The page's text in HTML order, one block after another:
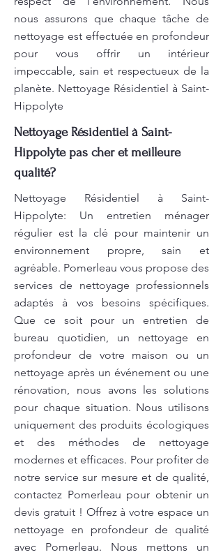
nous assurons que chaque tâche de
nettoyage est effectuée en profondeur
pour vous offrir un intérieur
impeccable, sain et respectueux de la
planète. Nettoyage Résidentiel à Saint-
Hippolyte
Nettoyage Résidentiel à Saint-
Hippolyte pas cher et meilleure
qualité?
Nettoyage Résidentiel à Saint-
Hippolyte: Un entretien ménager
régulier est la clé pour maintenir un
environnement propre, sain et
agréable. Pomerleau vous propose des
services de nettoyage professionnels
adaptés à vos besoins spécifiques.
Que ce soit pour un entretien de
bureau quotidien, un nettoyage en
profondeur de votre maison ou un
nettoyage après un événement ou une
rénovation, nous avons les solutions
pour chaque situation. Nous utilisons
uniquement des produits écologiques
et des méthodes de nettoyage
modernes et efficaces. Pour profiter de
notre service sur mesure et de qualité,
contactez Pomerleau pour obtenir un
devis gratuit ! Offrez à votre espace un
nettoyage en profondeur de qualité
avec Pomerleau. Nous mettons un